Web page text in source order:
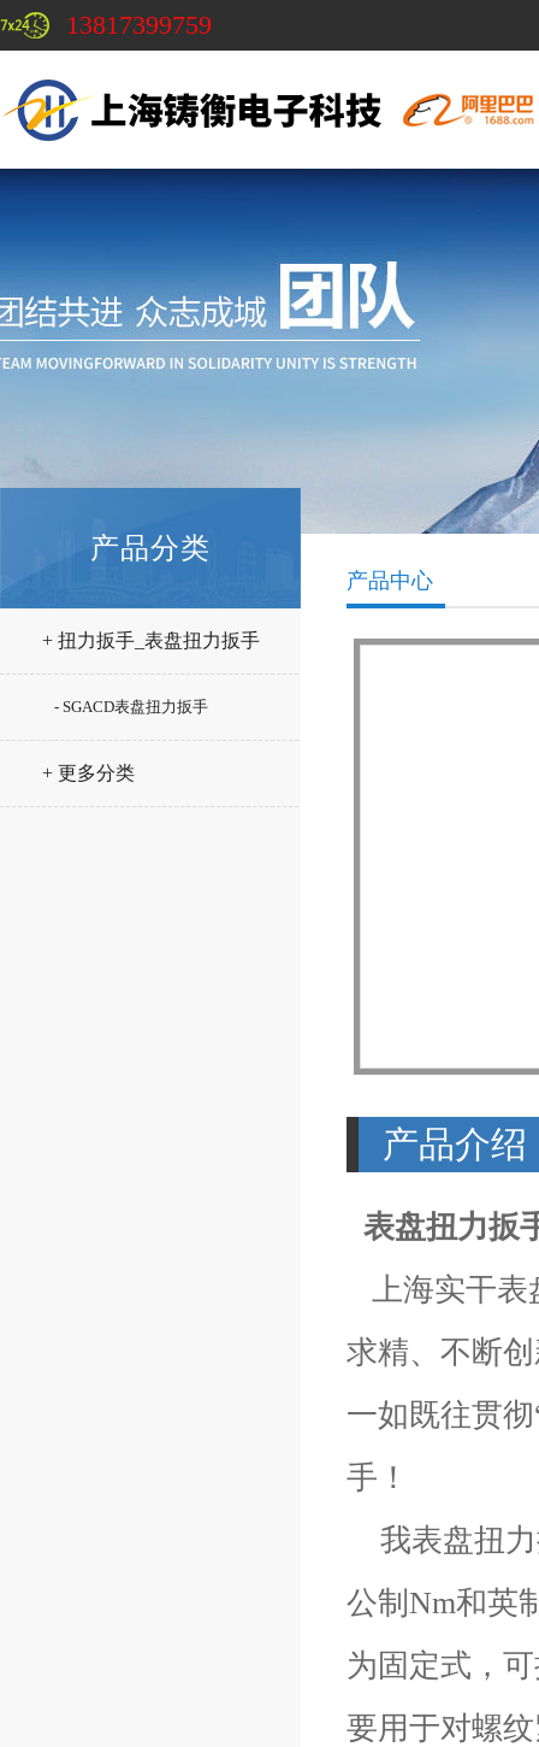
13817399759
产品分类
+ 扭力扳手_表盘扭力扳手
- SGACD表盘扭力扳手
+ 更多分类
产品中心
产品介绍
表盘扭力扳
上海实干表
求精、不断
一如既往贯
手！
我表盘扭力
公制Nm和英
为固定式，
要用于对螺